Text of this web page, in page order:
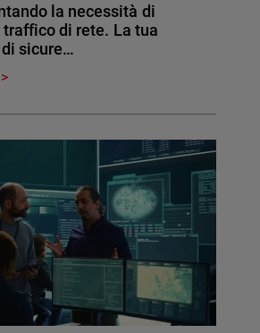
la necessità di
di rete. La tua
sicure…